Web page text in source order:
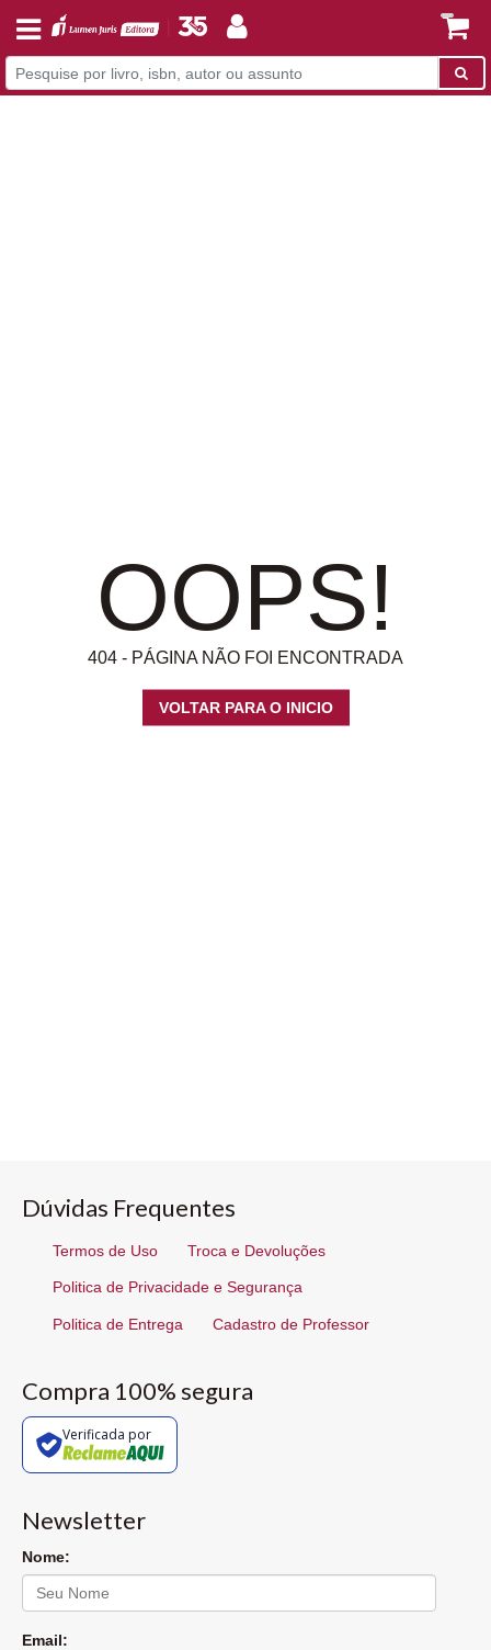
OOPS!
404 - PÁGINA NÃO FOI ENCONTRADA
VOLTAR PARA O INICIO
Dúvidas Frequentes
Termos de Uso Troca e Devoluções
Politica de Privacidade e Segurança
Politica de Entrega Cadastro de Professor
Compra 100% segura
Verificada por
Newsletter
Nome:
Email: